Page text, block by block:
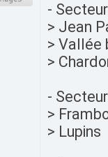
-
> Jean
> Vallée
>
-
>
> Lupins